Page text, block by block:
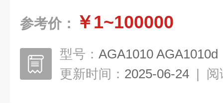
参考价： ￥1~100000
型号： AGA1010 AGA1010d
更新时间： 2025-06-24 | 阅